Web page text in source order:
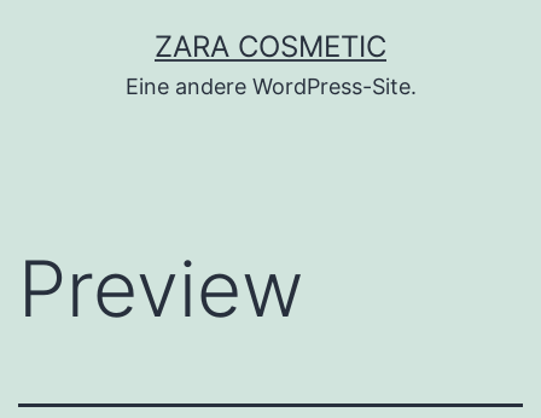
ZARA COSMETIC
Eine andere WordPress-Site.
Preview